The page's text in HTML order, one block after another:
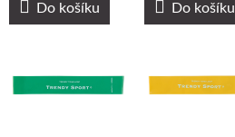
Do košíku
Do košíku